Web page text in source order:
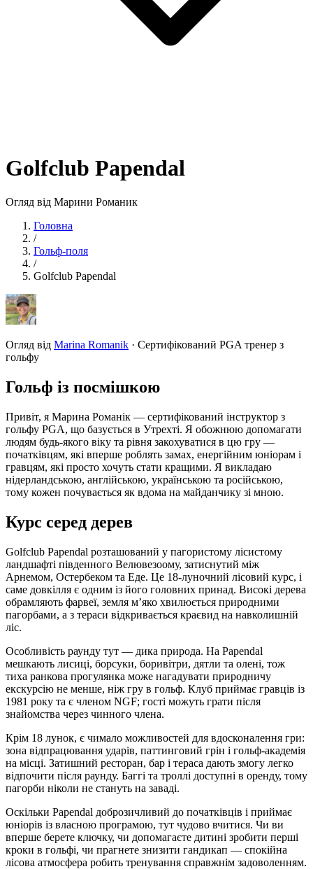
Golfclub Papendal
Огляд від Марини Романик
Головна
/
Гольф-поля
/
Golfclub Papendal
Огляд від Marina Romanik · Сертифікований PGA тренер з
гольфу
Гольф із посмішкою
Привіт, я Марина Романік — сертифікований інструктор з
гольфу PGA, що базується в Утрехті. Я обожнюю допомагати
людям будь-якого віку та рівня закохуватися в цю гру —
початківцям, які вперше роблять замах, енергійним юніорам і
гравцям, які просто хочуть стати кращими. Я викладаю
нідерландською, англійською, українською та російською,
тому кожен почувається як вдома на майданчику зі мною.
Курс серед дерев
Golfclub Papendal розташований у пагористому лісистому
ландшафті південного Велювезоому, затиснутий між
Арнемом, Остербеком та Еде. Це 18-луночний лісовий курс, і
саме довкілля є одним із його головних принад. Високі дерева
обрамляють фарвеї, земля м’яко хвилюється природними
пагорбами, а з тераси відкривається краєвид на навколишній
ліс.
Особливість раунду тут — дика природа. На Papendal
мешкають лисиці, борсуки, боривітри, дятли та олені, тож
тиха ранкова прогулянка може нагадувати природничу
екскурсію не менше, ніж гру в гольф. Клуб приймає гравців із
1981 року та є членом NGF; гості можуть грати після
знайомства через чинного члена.
Крім 18 лунок, є чимало можливостей для вдосконалення гри:
зона відпрацювання ударів, паттинговий грін і гольф-академія
на місці. Затишний ресторан, бар і тераса дають змогу легко
відпочити після раунду. Баггі та троллі доступні в оренду, тому
пагорби ніколи не стануть на заваді.
Оскільки Papendal доброзичливий до початківців і приймає
юніорів із власною програмою, тут чудово вчитися. Чи ви
вперше берете ключку, чи допомагаєте дитині зробити перші
кроки в гольфі, чи прагнете знизити гандикап — спокійна
лісова атмосфера робить тренування справжнім задоволенням.